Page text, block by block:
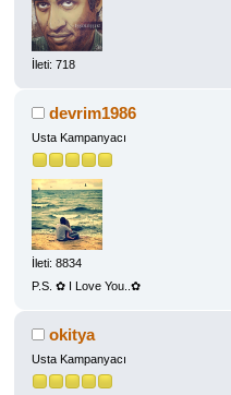
İleti: 718
devrim1986
Usta Kampanyacı
İleti: 8834
P.S. ✿ I Love You..✿
okitya
Usta Kampanyacı